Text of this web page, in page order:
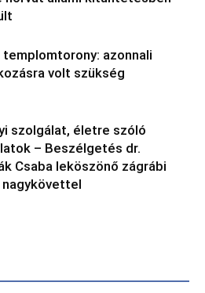
templomtorony: azonnali
volt szükség
szolgálat, életre szóló
– Beszélgetés dr.
Csaba leköszönő zágrábi
nagykövettel